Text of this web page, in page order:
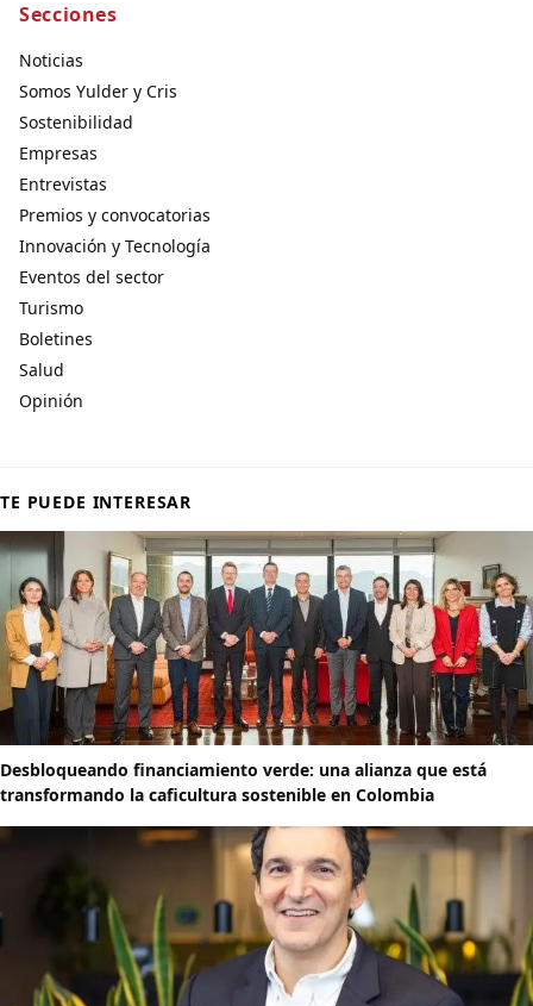
Secciones
Noticias
Somos Yulder y Cris
Sostenibilidad
Empresas
Entrevistas
Premios y convocatorias
Innovación y Tecnología
Eventos del sector
Turismo
Boletines
Salud
Opinión
TE PUEDE INTERESAR
Desbloqueando financiamiento verde: una alianza que está
transformando la caficultura sostenible en Colombia